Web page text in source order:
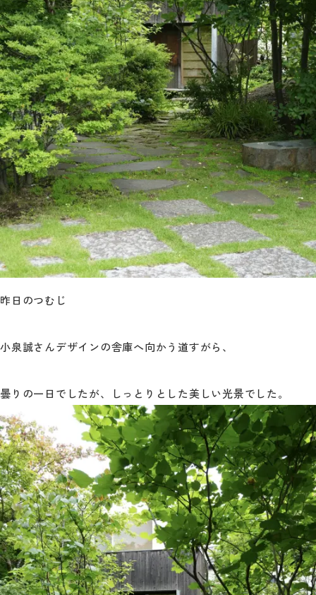
昨日のつむじ
小泉誠さんデザインの舎庫へ向かう道すがら、
曇りの一日でしたが、しっとりとした美しい光景でした。